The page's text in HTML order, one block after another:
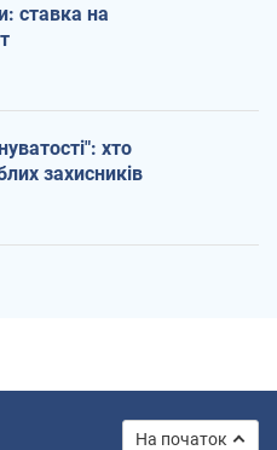
ставка на
хто
захисників
На початок